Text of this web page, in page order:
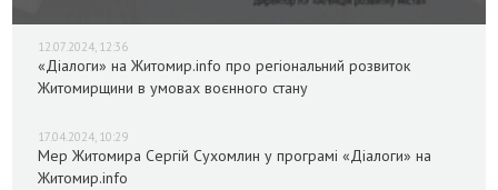
12.07.2024, 12:36
«Діалоги» на Житомир.info про регіональний розвиток
Житомирщини в умовах воєнного стану
17.04.2024, 10:29
Мер Житомира Сергій Сухомлин у програмі «Діалоги» на
Житомир.info